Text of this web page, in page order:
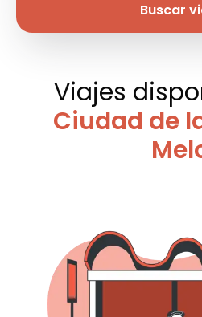
Buscar
Viajes
Ciudad de